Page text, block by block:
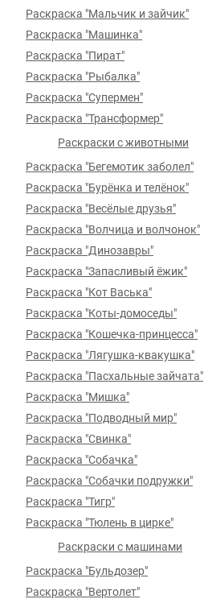
Раскраска "Мальчик и зайчик"
Раскраска "Машинка"
Раскраска "Пират"
Раскраска "Рыбалка"
Раскраска "Супермен"
Раскраска "Трансформер"
Раскраски с животными
Раскраска "Бегемотик заболел"
Раскраска "Бурёнка и телёнок"
Раскраска "Весёлые друзья"
Раскраска "Волчица и волчонок"
Раскраска "Динозавры"
Раскраска "Запасливый ёжик"
Раскраска "Кот Васька"
Раскраска "Коты-домоседы"
Раскраска "Кошечка-принцесса"
Раскраска "Лягушка-квакушка"
Раскраска "Пасхальные зайчата"
Раскраска "Мишка"
Раскраска "Подводный мир"
Раскраска "Свинка"
Раскраска "Собачка"
Раскраска "Собачки подружки"
Раскраска "Тигр"
Раскраска "Тюлень в цирке"
Раскраски с машинами
Раскраска "Бульдозер"
Раскраска "Вертолет"